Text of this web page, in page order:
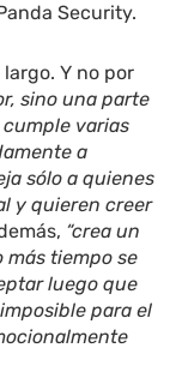
Security.
Y no por
sino una parte
cumple varias
a
sólo a quienes
y quieren creer
“crea un
tiempo se
luego que
para el